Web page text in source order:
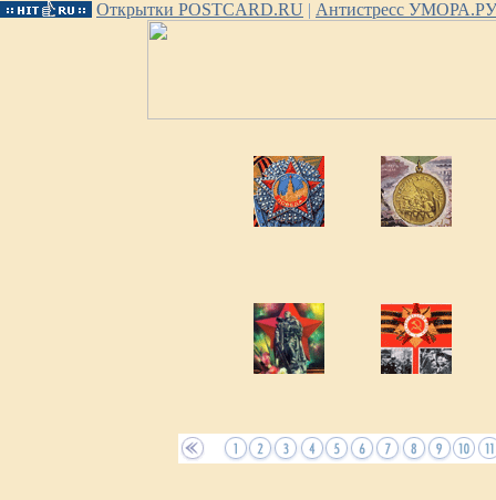
Открытки POSTCARD.RU | Антистресс УМОРА.РУ